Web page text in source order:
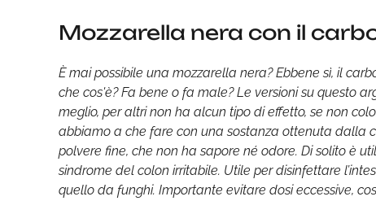
Mozzarella nera con il
È mai possibile una mozzarella nera? Ebbene sì, il
che cos'è? Fa bene o fa male? Le versioni su questo
meglio, per altri non ha alcun tipo di effetto, se non
abbiamo a che fare con una sostanza ottenuta dalla
polvere fine, che non ha sapore né odore. Di solito è
sindrome del colon irritabile. Utile per disinfettare
quello da funghi. Importante evitare dosi eccessive,